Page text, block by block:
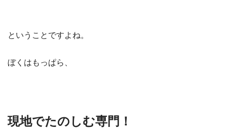
ということですよね。
ぼくはもっぱら、
現地でたのしむ専門！